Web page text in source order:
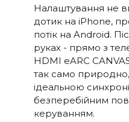
Налаштування не
дотик на iPhone,
потік на Android.
руках - прямо з
HDMI eARC
так само природно,
ідеальною
безперебійним
керуванням.